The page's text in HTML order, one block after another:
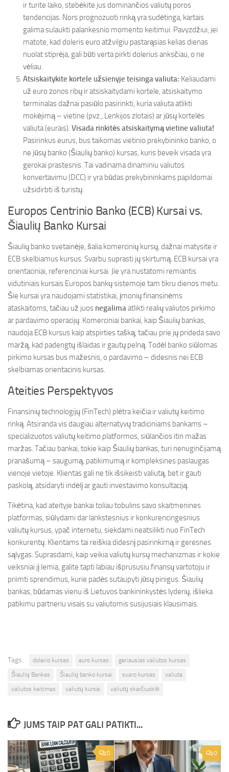
ir turite laiko, stebėkite jus dominančios valiutų poros
tendencijas. Nors prognozuoti rinką yra sudėtinga, kartais
galima sulaukti palankesnio momento keitimui. Pavyzdžiui, jei
matote, kad doleris euro atžvilgiu pastarąsias kelias dienas
nuolat stiprėja, gali būti verta pirkti dolerius anksčiau, o ne
vėliau.
Atsiskaitykite kortele užsienyje teisinga valiuta: Keliaudami
už euro zonos ribų ir atsiskaitydami kortele, atsiskaitymo
terminalas dažnai pasiūlo pasirinkti, kuria valiuta atlikti
mokėjimą – vietine (pvz., Lenkijos zlotais) ar jūsų kortelės
valiuta (eurais). Visada rinkitės atsiskaitymą vietine valiuta!
Pasirinkus eurus, bus taikomas vietinio prekybininko banko, o
ne jūsų banko (Šiaulių banko) kursas, kuris beveik visada yra
gerokai prastesnis. Tai vadinama dinaminiu valiutos
konvertavimu (DCC) ir yra būdas prekybininkams papildomai
užsidirbti iš turistų.
Europos Centrinio Banko (ECB) Kursai vs.
Šiaulių Banko Kursai
Šiaulių banko svetainėje, šalia komercinių kursų, dažnai matysite ir
ECB skelbiamus kursus. Svarbu suprasti jų skirtumą. ECB kursai yra
orientaciniai, referenciniai kursai. Jie yra nustatomi remiantis
vidutiniais kursais Europos bankų sistemoje tam tikru dienos metu.
Šie kursai yra naudojami statistikai, įmonių finansinėms
ataskaitoms, tačiau už juos negalimaatlikti realių valiutos pirkimo
ar pardavimo operacijų. Komerciniai bankai, kaip Šiaulių bankas,
naudoja ECB kursus kaip atspirties tašką, tačiau prie jų prideda savo
maržą, kad padengtų išlaidas ir gautų pelną. Todėl banko siūlomas
pirkimo kursas bus mažesnis, o pardavimo – didesnis nei ECB
skelbiamas orientacinis kursas.
Ateities Perspektyvos
Finansinių technologijų (FinTech) plėtra keičia ir valiutų keitimo
rinką. Atsiranda vis daugiau alternatyvų tradiciniams bankams –
specializuotos valiutų keitimo platformos, siūlančios itin mažas
maržas. Tačiau bankai, tokie kaip Šiaulių bankas, turi nenuginčijamą
pranašumą – saugumą, patikimumą ir kompleksines paslaugas
vienoje vietoje. Klientas gali ne tik išsikeisti valiutą, bet ir gauti
paskolą, atsidaryti indėlį ar gauti investavimo konsultaciją.
Tikėtina, kad ateityje bankai toliau tobulins savo skaitmenines
platformas, siūlydami dar lankstesnius ir konkurencingesnius
valiutų kursus, ypač internetu, siekdami neatsilikti nuo FinTech
konkurentų. Klientams tai reiškia didesnį pasirinkimą ir geresnes
sąlygas. Suprasdami, kaip veikia valiutų kursų mechanizmas ir kokie
veiksniai jį lemia, galite tapti labiau išprususiu finansų vartotoju ir
priimti sprendimus, kurie padės sutaupyti jūsų pinigus. Šiaulių
bankas, būdamas vienu iš Lietuvos bankininkystės lyderių, išlieka
patikimu partneriu visais su valiutomis susijusiais klausimais.
Tags: dolerio kursas euro kursas
geriausias valiutos kursas
Šiaulių Bankas
Šiaulių banko kursai svaro kursas
valiuta
valiutos keitimas
valiutų kursai valiutų skaičiuoklė
JUMS TAIP PAT GALI PATIKTI...
0 0